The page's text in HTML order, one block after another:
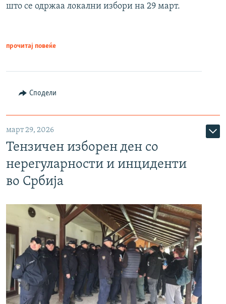
што се одржаа локални избори на 29 март.
прочитај повеќе
Сподели
март 29, 2026
Тензичен изборен ден со
нерегуларности и инциденти
во Србија